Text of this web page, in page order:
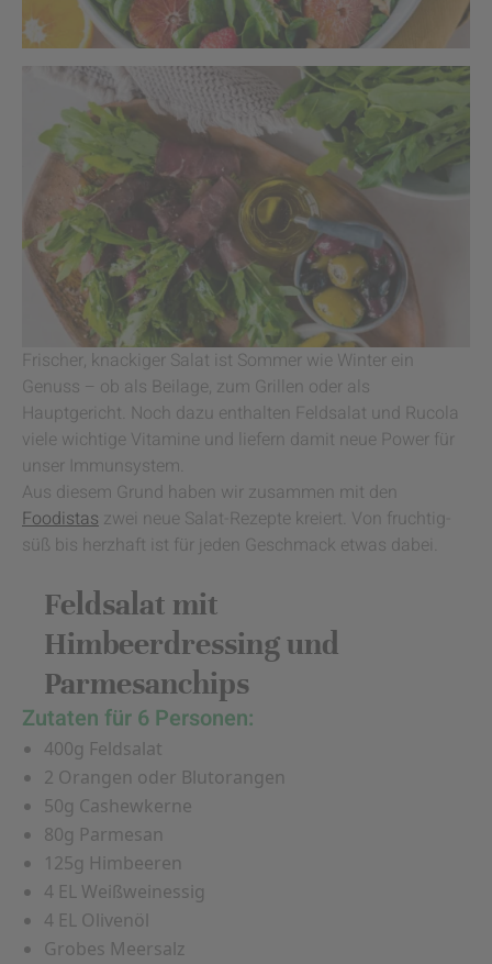
Frischer, knackiger Salat ist Sommer wie Winter ein
Genuss – ob als Beilage, zum Grillen oder als
Hauptgericht. Noch dazu enthalten Feldsalat und Rucola
viele wichtige Vitamine und liefern damit neue Power für
unser Immunsystem.
Aus diesem Grund haben wir zusammen mit den
Foodistas zwei neue Salat-Rezepte kreiert. Von fruchtig-
süß bis herzhaft ist für jeden Geschmack etwas dabei.
Feldsalat mit
Himbeerdressing und
Parmesanchips
Zutaten für 6 Personen:
400g Feldsalat
2 Orangen oder Blutorangen
50g Cashewkerne
80g Parmesan
125g Himbeeren
4 EL Weißweinessig
4 EL Olivenöl
Grobes Meersalz